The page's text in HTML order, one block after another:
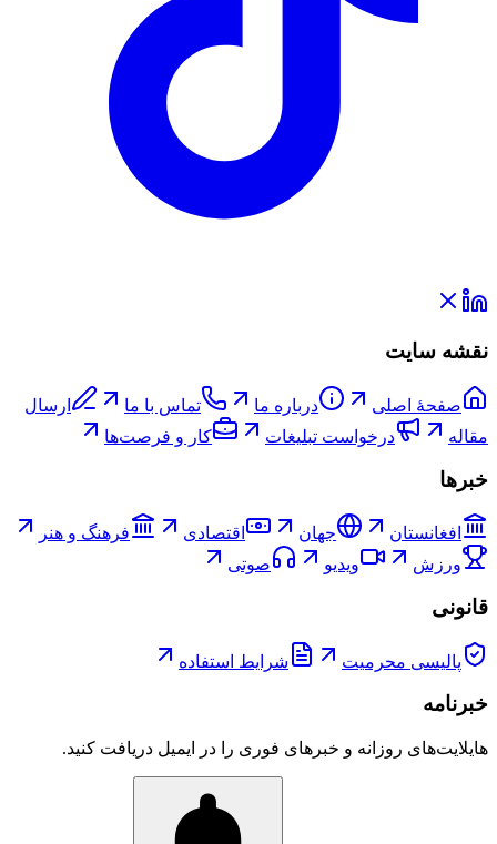
نقشه سایت
صفحۀ اصلی درباره ما تماس با ما
ارسال
مقاله
درخواست تبلیغات کار و فرصت‌ها
خبرها
افغانستان جهان اقتصادی
فرهنگ و هنر
ورزش
ویدیو صوتی
قانونی
پالیسی محرمیت شرایط استفاده
خبرنامه
هایلایت‌های روزانه و خبرهای فوری را در ایمیل دریافت کنید.